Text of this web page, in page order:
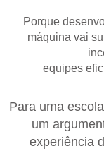
Porque
máquina vai
equipes
Para uma
um
experiência